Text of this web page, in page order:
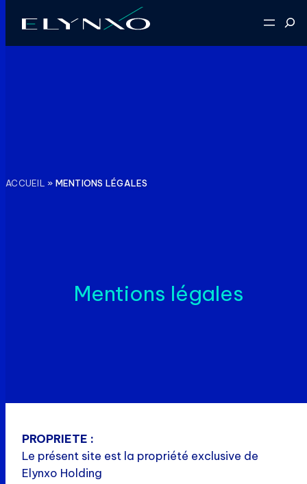
contenu
ACCUEIL » MENTIONS LÉGALES
Mentions légales
PROPRIETE :
Le présent site est la propriété exclusive de
Elynxo Holding